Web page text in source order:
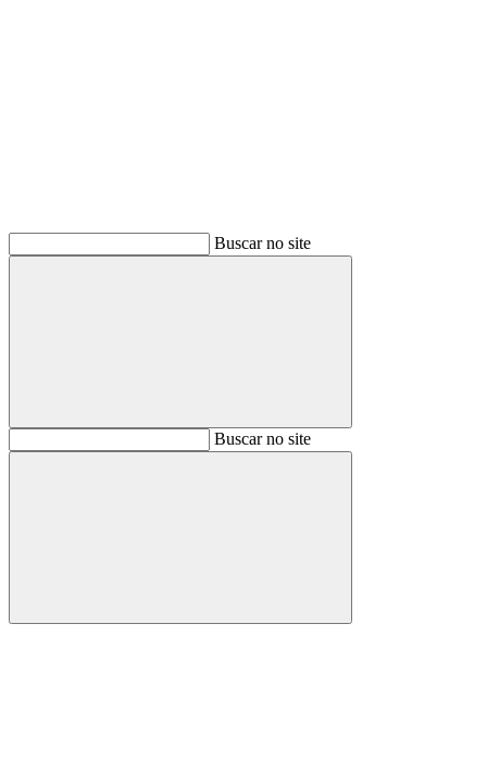
Buscar no site
BuscarBuscar no site
Buscar